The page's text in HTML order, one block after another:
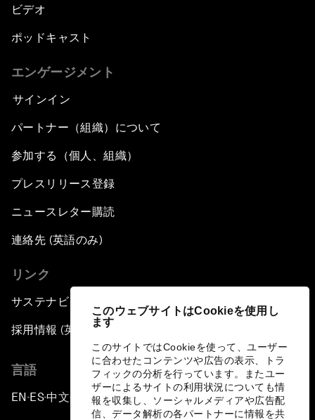
このウェブサイトはCookieを使用し
ます
このサイトではCookieを使って、ユーザー
に合わせたコンテンツや広告の表示、トラ
フィックの分析を行っています。またユー
ザーによるサイトの利用状況についても情
報を収集し、ソーシャルメディアや広告配
信、データ解析の各パートナーに情報を共
ビデオ
ポッドキャスト
エンゲージメント
サインイン
パートナー（組織）について
参加する（個人、組織）
プレスリリース登録
ニュースレター購読
連絡先 (英語のみ)
リンク
サステナビリティへの取り組み
採用情報 (英語のみ)
言語
EN ▪ES▪中文▪ 日本語